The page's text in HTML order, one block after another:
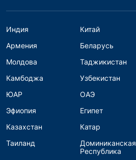
Индия Китай
Армения
Беларусь
Молдова
Таджикистан
Камбоджа
Узбекистан
ЮАР
ОАЭ
Эфиопия
Египет
Казахстан
Катар
Таиланд
Доминиканская
Республика